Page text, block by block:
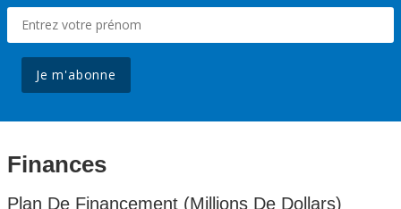
Je m'abonne
Finances
Plan De Financement (Millions De Dollars)